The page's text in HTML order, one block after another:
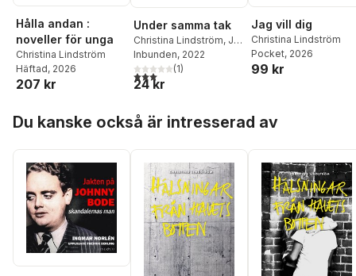
Hålla andan :
noveller för unga
Christina Lindström
Häftad, 2026
207 kr
Under samma tak
Christina Lindström, Jan
Andersson
Inbunden, 2022
3,0utav 5 stjärnor. Totalt antal röster:
(1)
24 kr
Jag vill dig
Christina Lindström
Pocket, 2026
99 kr
Du kanske också är intresserad av